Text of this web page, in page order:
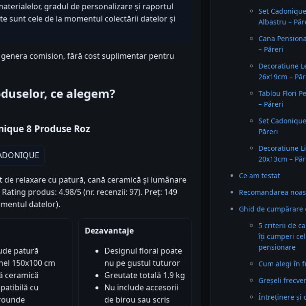
gradul de personalizare și raportul
sunt cele de la momentul colectării datelor și
comision, fără cost suplimentar pentru
ce alegem?
8 Produse Roz
de relaxare cu patură, cană ceramică și lumânare
produs: 4.98/5 (nr. recenzii: 97). Preț: 149
datelor).
patură
150x100 cm
ceramică
cu
Dezavantaje
Designul floral poate
nu pe gustul tuturor
Greutate totală 1.9 kg
Nu include accesorii
de birou sau scris
Set
Albastru –
Cana
– Păreri
Decoratiune
26x19cm –
Tablou Flori
– Păreri
Set
Păreri
Decoratiune
20x13cm –
Ce am testat
Recomandarea
Ghid de cumpărare
5 criterii de
îți cumperi
pensionare
Cum alegi în
Greșeli
Întreținere și